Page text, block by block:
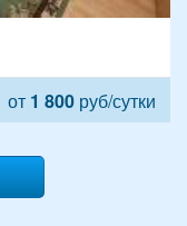
от 1 800 руб/сутки